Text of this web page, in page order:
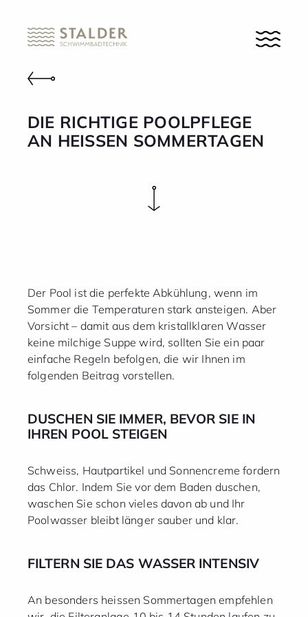
DIE RICHTIGE POOL­PFLEGE
AN HEISSEN SOMMER­TAGEN
Der Pool ist die perfekte Abkühlung, wenn im
Sommer die Temperaturen stark ansteigen. Aber
Vorsicht – damit aus dem kristallklaren Wasser
keine milchige Suppe wird, sollten Sie ein paar
einfache Regeln befolgen, die wir Ihnen im
folgenden Beitrag vorstellen.
DUSCHEN SIE IMMER, BEVOR SIE IN
IHREN POOL STEIGEN
Schweiss, Hautpartikel und Sonnencreme fordern
das Chlor. Indem Sie vor dem Baden duschen,
waschen Sie schon vieles davon ab und Ihr
Poolwasser bleibt länger sauber und klar.
FILTERN SIE DAS WASSER INTENSIV
An besonders heissen Sommertagen empfehlen